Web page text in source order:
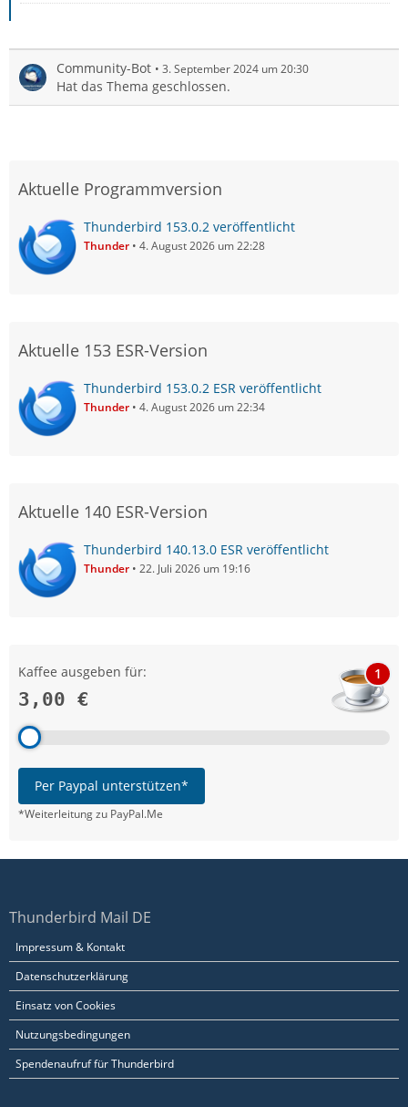
Community-Bot 3. September 2024 um 20:30
Hat das Thema geschlossen.
Aktuelle Programmversion
Thunderbird 153.0.2 veröffentlicht
Thunder 4. August 2026 um 22:28
Aktuelle 153 ESR-Version
Thunderbird 153.0.2 ESR veröffentlicht
Thunder 4. August 2026 um 22:34
Aktuelle 140 ESR-Version
Thunderbird 140.13.0 ESR veröffentlicht
Thunder 22. Juli 2026 um 19:16
Kaffee ausgeben für:
3,00 €
1
Per Paypal unterstützen*
*Weiterleitung zu PayPal.Me
Thunderbird Mail DE
Impressum & Kontakt
Datenschutzerklärung
Einsatz von Cookies
Nutzungsbedingungen
Spendenaufruf für Thunderbird